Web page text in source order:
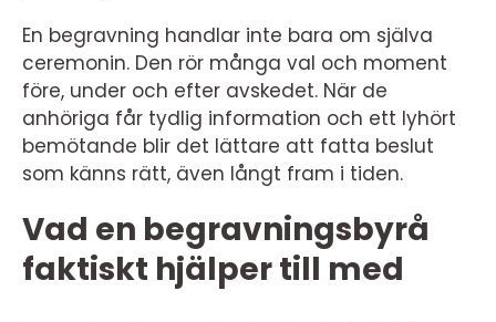
En begravning handlar inte bara om själva
ceremonin. Den rör många val och moment
före, under och efter avskedet. När de
anhöriga får tydlig information och ett lyhört
bemötande blir det lättare att fatta beslut
som känns rätt, även långt fram i tiden.
Vad en begravningsbyrå
faktiskt hjälper till med